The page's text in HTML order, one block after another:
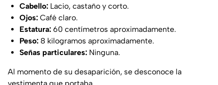
Cabello: Lacio, castaño y corto.
Ojos: Café claro.
Estatura: 60 centímetros aproximadamente.
Peso: 8 kilogramos aproximadamente.
Señas particulares: Ninguna.
Al momento de su desaparición, se desconoce la